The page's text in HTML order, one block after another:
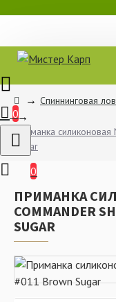
0
0
Спиннинговая
Приманка
Sugar
ПРИМАНКА
COMMANDER
SUGAR